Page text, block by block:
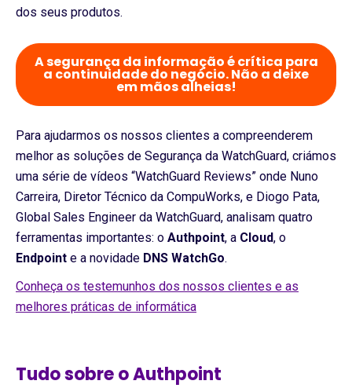
dos seus produtos.
A segurança da informação é crítica para
a continuidade do negócio. Não a deixe
em mãos alheias!
Para ajudarmos os nossos clientes a compreenderem
melhor as soluções de Segurança da WatchGuard, criámos
uma série de vídeos “WatchGuard Reviews” onde Nuno
Carreira, Diretor Técnico da CompuWorks, e Diogo Pata,
Global Sales Engineer da WatchGuard, analisam quatro
ferramentas importantes: o Authpoint, a Cloud, o
Endpoint e a novidade DNS WatchGo.
Conheça os testemunhos dos nossos clientes e as
melhores práticas de informática
Tudo sobre oAuthpoint